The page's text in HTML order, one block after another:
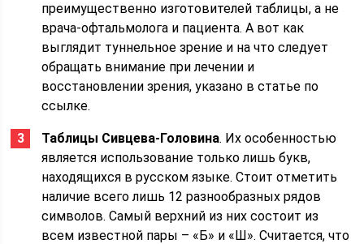
преимущественно изготовителей таблицы, а не
врача-офтальмолога и пациента. А вот как
выглядит туннельное зрение и на что следует
обращать внимание при лечении и
восстановлении зрения, указано в статье по
ссылке.
Таблицы Сивцева-Головина. Их особенностью
является использование только лишь букв,
находящихся в русском языке. Стоит отметить
наличие всего лишь 12 разнообразных рядов
символов. Самый верхний из них состоит из
всем известной пары – «Б» и «Ш». Считается, что